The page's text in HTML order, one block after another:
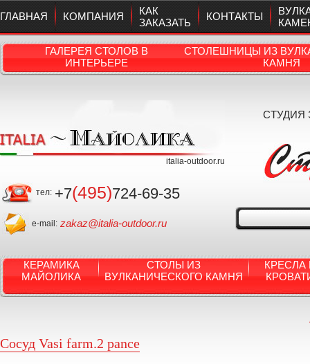
ГЛАВНАЯ КОМПАНИЯ
КАК
ЗАКАЗАТЬ
КОНТАКТЫ
ГАЛЕРЕЯ СТОЛОВ В
ИНТЕРЬЕРЕ
СТОЛЕШНИЦЫ ИЗ
КАМНЯ
italia-outdoor.ru
тел: +7(495)724-69-35
e-mail: zakaz@italia-outdoor.ru
СТУДИЯ
КЕРАМИКА
МАЙОЛИКА
СТОЛЫ ИЗ
ВУЛКАНИЧЕСКОГО КАМНЯ
КРЕСЛА
Сосуд Vasi farm.2 pance